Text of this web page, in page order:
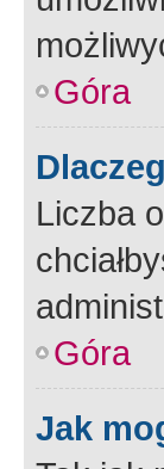
Góra
Liczba
Góra
Jak